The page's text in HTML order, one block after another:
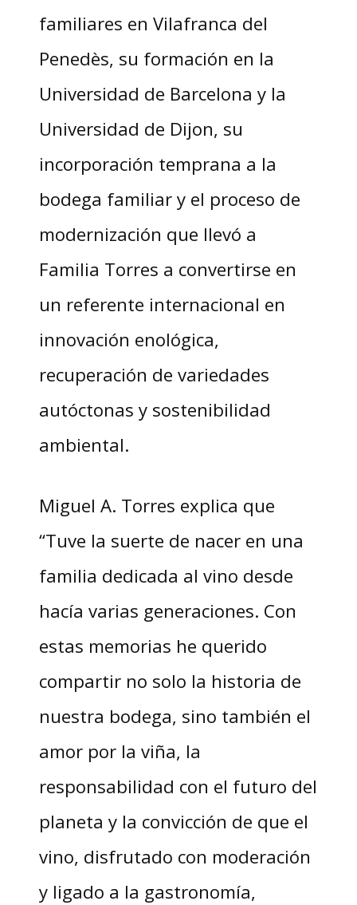
familiares en Vilafranca del
Penedès, su formación en la
Universidad de Barcelona y la
Universidad de Dijon, su
incorporación temprana a la
bodega familiar y el proceso de
modernización que llevó a
Familia Torres a convertirse en
un referente internacional en
innovación enológica,
recuperación de variedades
autóctonas y sostenibilidad
ambiental.
Miguel A. Torres explica que
“Tuve la suerte de nacer en una
familia dedicada al vino desde
hacía varias generaciones. Con
estas memorias he querido
compartir no solo la historia de
nuestra bodega, sino también el
amor por la viña, la
responsabilidad con el futuro del
planeta y la convicción de que el
vino, disfrutado con moderación
y ligado a la gastronomía,